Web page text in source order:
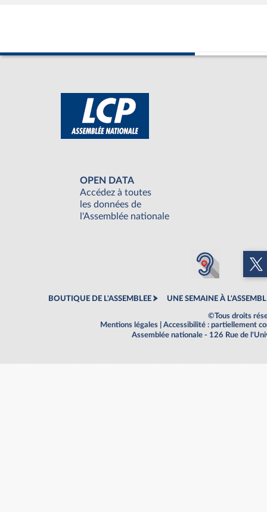
OPEN DATA
Accédez à toutes
les données de
l'Assemblée nationale
BOUTIQUE DE L'ASSEMBLEE UNE SEMAINE À
©Tous droits
Mentions légales
Accessibilité : partiellement
Assemblée nationale - 126 Rue de